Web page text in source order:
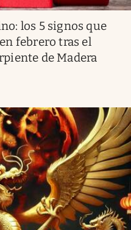
los 5 signos que
febrero tras el
de Madera